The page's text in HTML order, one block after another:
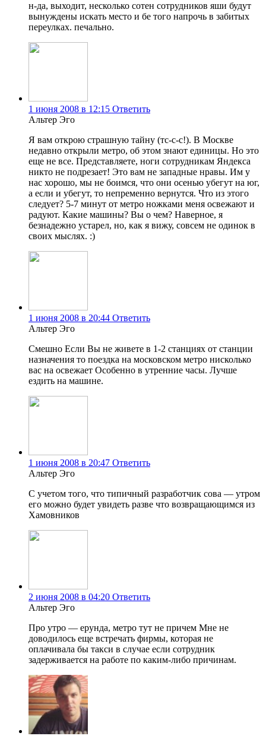
н-да, выходит, несколько сотен сотрудников яши будут
вынуждены искать место и бе того напрочь в забитых
переулках. печально.
1 июня 2008 в 12:15 Ответить
Альтер Эго
Я вам открою страшную тайну (тс-с-с!). В Москве
недавно открыли метро, об этом знают единицы. Но это
еще не все. Представляете, ноги сотрудникам Яндекса
никто не подрезает! Это вам не западные нравы. Им у
нас хорошо, мы не боимся, что они осенью убегут на юг,
а если и убегут, то непременно вернутся. Что из этого
следует? 5-7 минут от метро ножками меня освежают и
радуют. Какие машины? Вы о чем? Наверное, я
безнадежно устарел, но, как я вижу, совсем не одинок в
своих мыслях. :)
1 июня 2008 в 20:44 Ответить
Альтер Эго
Смешно Если Вы не живете в 1-2 станциях от станции
назначения то поездка на московском метро нисколько
вас на освежает Особенно в утренние часы. Лучше
ездить на машине.
1 июня 2008 в 20:47 Ответить
Альтер Эго
С учетом того, что типичный разработчик сова — утром
его можно будет увидеть разве что возвращающимся из
Хамовников
2 июня 2008 в 04:20 Ответить
Альтер Эго
Про утро — ерунда, метро тут не причем Мне не
доводилось еще встречать фирмы, которая не
оплачивала бы такси в случае если сотрудник
задерживается на работе по каким-либо причинам.